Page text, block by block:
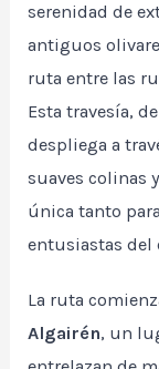
serenidad de
antiguos
ruta entre las
Esta travesía,
despliega a
suaves colinas
única tanto
entusiastas del
La ruta
Algairén, un